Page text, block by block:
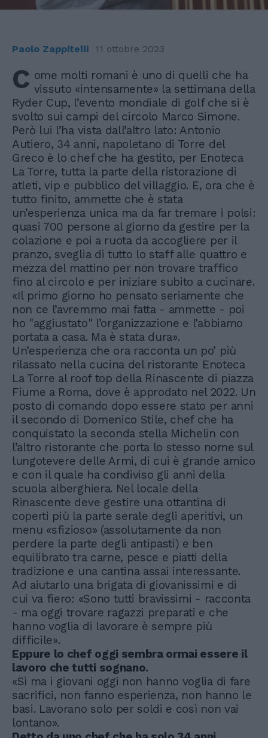
Paolo Zappitelli 11 ottobre 2023
C ome molti romani è uno di quelli che ha
vissuto «intensamente» la settimana della
Ryder Cup, l’evento mondiale di golf che si è
svolto sui campi del circolo Marco Simone.
Però lui l’ha vista dall’altro lato: Antonio
Autiero, 34 anni, napoletano di Torre del
Greco è lo chef che ha gestito, per Enoteca
La Torre, tutta la parte della ristorazione di
atleti, vip e pubblico del villaggio. E, ora che è
tutto finito, ammette che è stata
un’esperienza unica ma da far tremare i polsi:
quasi 700 persone al giorno da gestire per la
colazione e poi a ruota da accogliere per il
pranzo, sveglia di tutto lo staff alle quattro e
mezza del mattino per non trovare traffico
fino al circolo e per iniziare subito a cucinare.
«Il primo giorno ho pensato seriamente che
non ce l’avremmo mai fatta - ammette - poi
ho "aggiustato" l’organizzazione e l’abbiamo
portata a casa. Ma è stata dura».
Un’esperienza che ora racconta un po’ più
rilassato nella cucina del ristorante Enoteca
La Torre al roof top della Rinascente di piazza
Fiume a Roma, dove è approdato nel 2022. Un
posto di comando dopo essere stato per anni
il secondo di Domenico Stile, chef che ha
conquistato la seconda stella Michelin con
l’altro ristorante che porta lo stesso nome sul
lungotevere delle Armi, di cui è grande amico
e con il quale ha condiviso gli anni della
scuola alberghiera. Nel locale della
Rinascente deve gestire una ottantina di
coperti più la parte serale degli aperitivi, un
menu «sfizioso» (assolutamente da non
perdere la parte degli antipasti) e ben
equilibrato tra carne, pesce e piatti della
tradizione e una cantina assai interessante.
Ad aiutarlo una brigata di giovanissimi e di
cui va fiero: «Sono tutti bravissimi - racconta
- ma oggi trovare ragazzi preparati e che
hanno voglia di lavorare è sempre più
difficile».
Eppure lo chef oggi sembra ormai essere il
lavoro che tutti sognano.
«Sì ma i giovani oggi non hanno voglia di fare
sacrifici, non fanno esperienza, non hanno le
basi. Lavorano solo per soldi e così non vai
lontano».